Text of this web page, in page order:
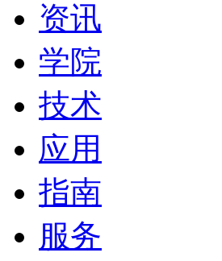
资讯
学院
技术
应用
指南
服务